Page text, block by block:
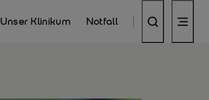
Unser Klinikum Notfall